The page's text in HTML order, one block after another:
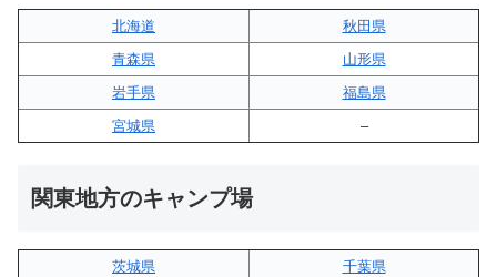
北海道
秋田県
青森県
山形県
岩手県
福島県
宮城県
–
関東地方のキャンプ場
茨城県
千葉県